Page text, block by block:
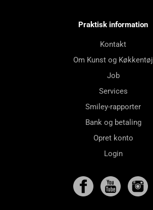
Praktisk information
Kontakt
Om Kunst og Køkkentøj
Job
Services
Smiley-rapporter
Bank og betaling
Opret konto
Login